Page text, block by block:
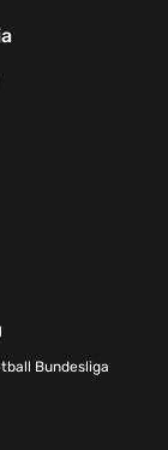
Bundesliga